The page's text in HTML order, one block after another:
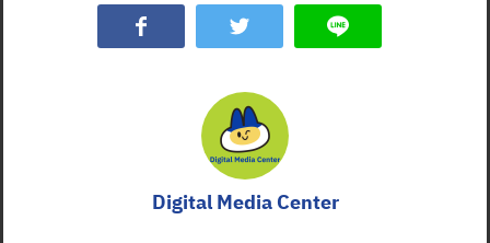
Digital Media Center